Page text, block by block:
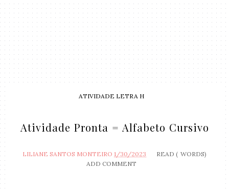
ATIVIDADE LETRA H
Atividade Pronta = Alfabeto Cursivo
LILIANE SANTOS MONTEIRO 1/30/2023 READ ( WORDS)
ADD COMMENT